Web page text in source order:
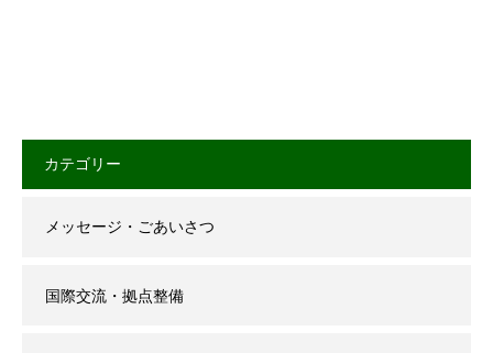
カテゴリー
メッセージ・ごあいさつ
国際交流・拠点整備